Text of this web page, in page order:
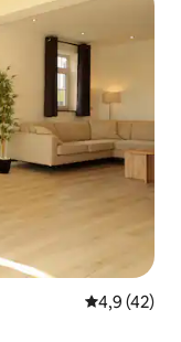
Note
4,9 (42)